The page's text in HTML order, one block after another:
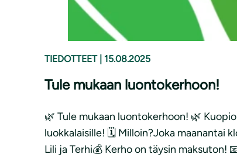
TIEDOTTEET 15.08.2025
Tule mukaan luontokerhoon!
🌿 Tule mukaan luontokerhoon! 🌿
luokkalaisille! 🗓 Milloin?Joka maanantai
Lili ja Terhi💰 Kerho on täysin maksuton!